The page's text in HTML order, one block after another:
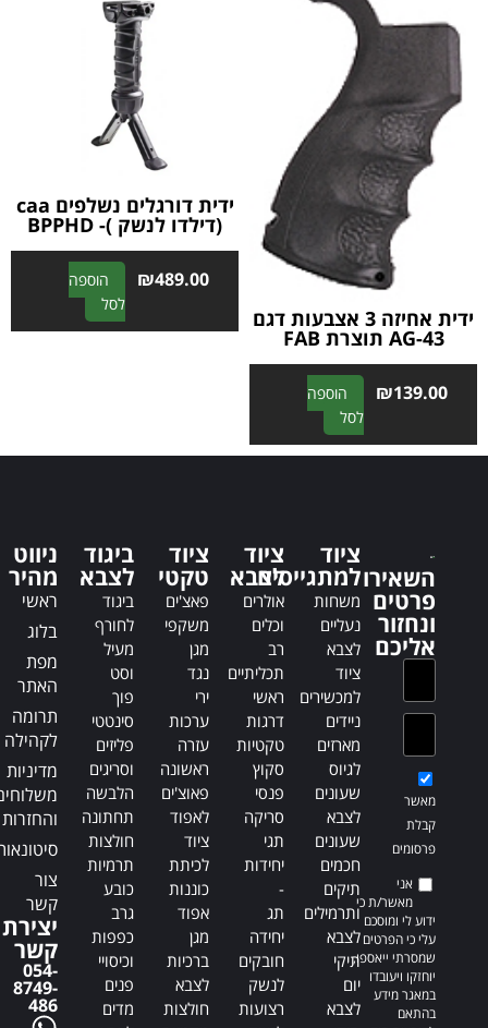
ידית אחיזה 3 אצבעות דגם
AG-43 תוצרת FAB
₪139.00
הוספה
לסל
A
l
t
i
v
ידית דורגלים נשלפים caa
(דילדו לנשק )- BPPHD
₪489.00
הוספה
לסל
A
l
e
:
השאירו
פרטים
ונחזור
אליכם
מאשר
קבלת
פרסומים
אני
מאשר/ת כי
ידוע לי ומוסכם
עלי כי הפרטים
שמסרתי ייאספו,
יוחזקו ויעובדו
במאגר מידע
בהתאם
ציוד
למתגייסים
משחות
נעליים
לצבא
ציוד
למכשירים
ניידים
מארזים
לגיוס
שעונים
לצבא
שעונים
חכמים
תיקים
ותרמילים
לצבא
תיקי
יום
לצבא
ציוד
לצבא
אולרים
וכלים
רב
תכליתיים
ראשי
דרגות
טקטיות
סקוץ
פנסי
סריקה
תגי
יחידות
-
תג
יחידה
חובקים
לנשק
רצועות
ציוד
טקטי
פאצ'ים
משקפי
מגן
נגד
ירי
ערכות
עזרה
ראשונה
פאוצ'ים
לאפוד
ציוד
לכיתת
כוננות
אפוד
מגן
ברכיות
לצבא
חולצות
ביגוד
לצבא
ביגוד
לחורף
מעיל
וסט
פוך
סינטטי
פליזים
וסריגים
הלבשה
תחתונה
חולצות
תרמיות
כובע
גרב
כפפות
וכיסויי
פנים
מדים
ניווט
מהיר
ראשי
בלוג
מפת
האתר
תרומה
לקהילה
מדיניות
והחזרות
צור
קשר
יצירת
קשר
054-
8749-
486